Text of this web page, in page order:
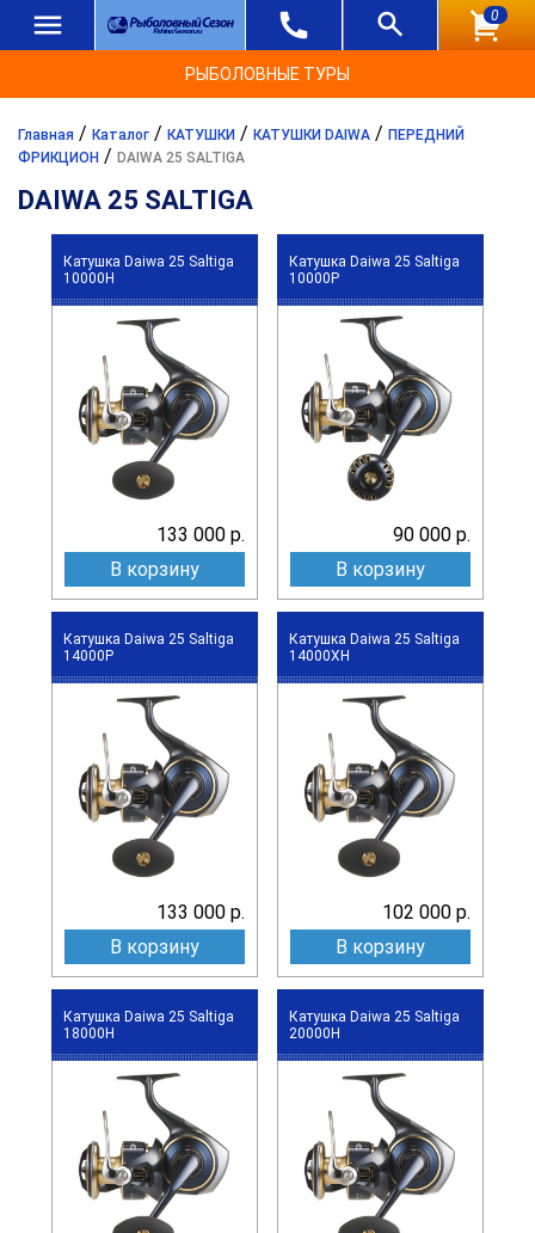
0
РЫБОЛОВНЫЕ ТУРЫ
Главная / Каталог / КАТУШКИ / КАТУШКИ DAIWA / ПЕРЕДНИЙ
ФРИКЦИОН / DAIWA 25 SALTIGA
DAIWA 25 SALTIGA
Катушка Daiwa 25 Saltiga
10000H
133 000 р.
В корзину
Катушка Daiwa 25 Saltiga
10000P
90 000 р.
В корзину
Катушка Daiwa 25 Saltiga
14000P
133 000 р.
В корзину
Катушка Daiwa 25 Saltiga
14000XH
102 000 р.
В корзину
Катушка Daiwa 25 Saltiga
18000H
Катушка Daiwa 25 Saltiga
20000H